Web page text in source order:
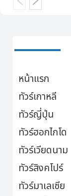
หน้าแรก
ทัวร์เกาหลี
ทัวร์ญี่ปุ่น
ทัวร์ฮอกไกโด
ทัวร์เวียดนาม
ทัวร์สิงคโปร์
ทัวร์มาเลเซีย